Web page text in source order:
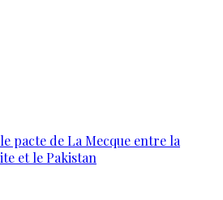
pacte de La Mecque entre la
et le Pakistan